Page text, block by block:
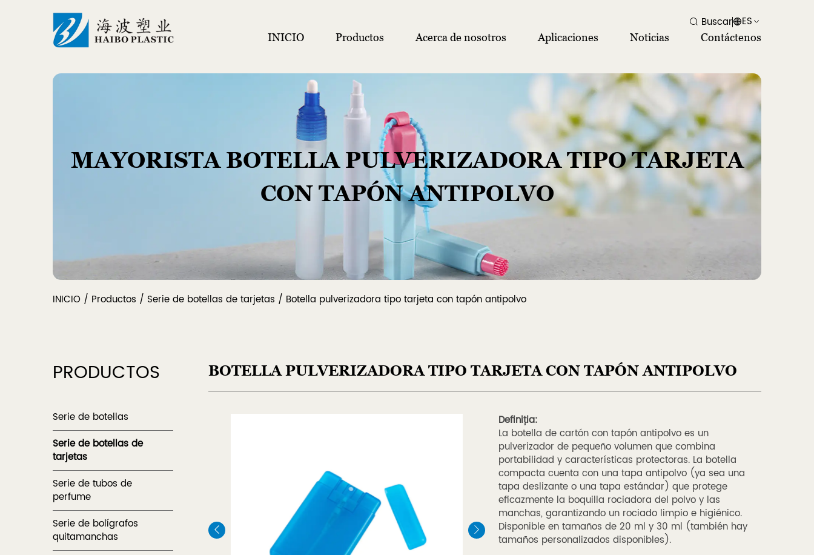
Buscar ES
INICIO Productos Acerca de nosotros Aplicaciones Noticias Contáctenos
MAYORISTA BOTELLA PULVERIZADORA TIPO TARJETA
CON TAPÓN ANTIPOLVO
INICIO / Productos / Serie de botellas de tarjetas / Botella pulverizadora tipo tarjeta con tapón antipolvo
PRODUCTOS
Serie de botellas
Serie de botellas de
tarjetas
Serie de tubos de
perfume
Serie de bolígrafos
quitamanchas
BOTELLA PULVERIZADORA TIPO TARJETA CON TAPÓN ANTIPOLVO
Definiția:
La botella de cartón con tapón antipolvo es un
pulverizador de pequeño volumen que combina
portabilidad y características protectoras. La botella
compacta cuenta con una tapa antipolvo (ya sea una
tapa deslizante o una tapa estándar) que protege
eficazmente la boquilla rociadora del polvo y las
manchas, garantizando un rociado limpio e higiénico.
Disponible en tamaños de 20 ml y 30 ml (también hay
tamaños personalizados disponibles).